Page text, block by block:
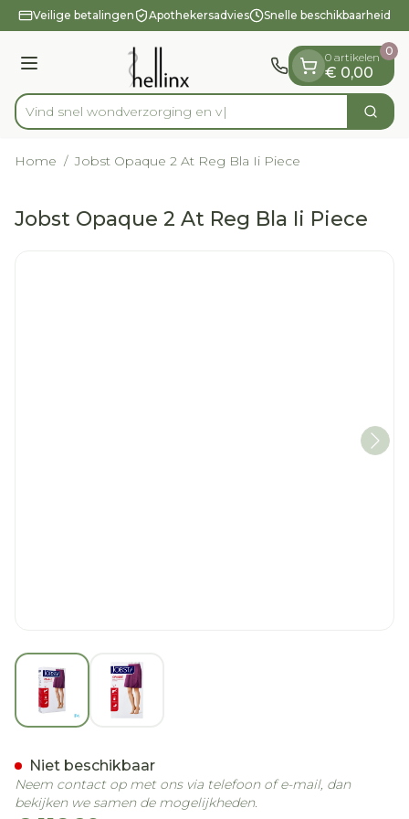
Ga naar de inhoud
1 van 1
Veilige betalingen Apothekersadvies Snelle beschikbaarheid
Menu
Product, merk, categorie...
Vind snel wondverzorg Zoek
0 artikelen
€ 0,00
0
Home / Jobst Opaque 2 At Reg Bla Ii Piece
Jobst Opaque 2 At Reg Bla Ii Piece
View larger imageView larger image
Niet beschikbaar
Neem contact op met ons via telefoon of e-mail, dan
bekijken we samen de mogelijkheden.